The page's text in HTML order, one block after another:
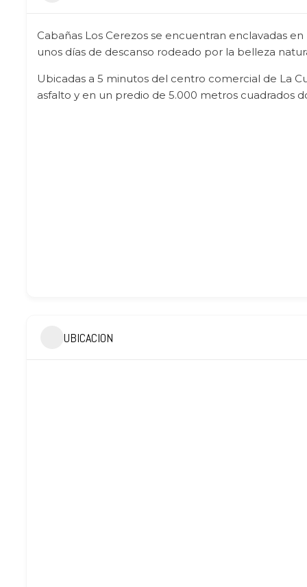
Cabañas Los Cerezos se encuentran enclavadas
unos días de descanso rodeado por la belleza
Ubicadas a 5 minutos del centro comercial de La
asfalto y en un predio de 5.000 metros cuadrados
UBICACION